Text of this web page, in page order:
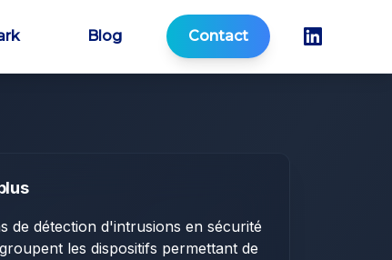
Blog Contact
de détection d'intrusions en sécurité
les dispositifs permettant de